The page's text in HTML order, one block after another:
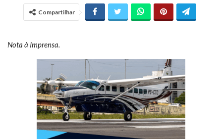
Compartilhar
Nota à Imprensa.